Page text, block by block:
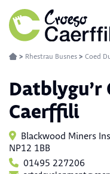
> Rhestrau Busnes > Coed
Caerffili
Blackwood Miners
NP12 1BB
01495 227206